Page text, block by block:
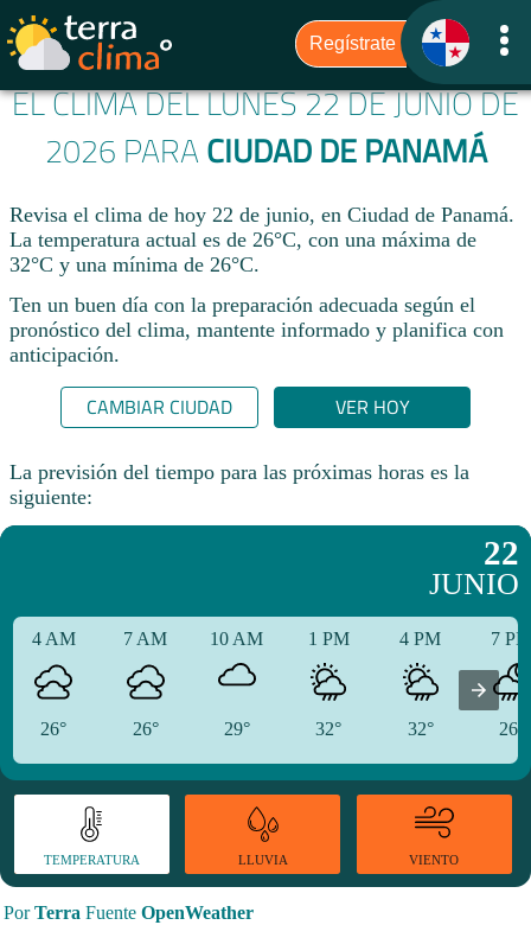
EL CLIMA DEL LUNES 22 DE JUNIO DE
2026 PARA CIUDAD DE PANAMÁ
Revisa el clima de hoy 22 de junio, en Ciudad de Panamá.
La temperatura actual es de 26°C, con una máxima de
32°C y una mínima de 26°C.​
Ten un buen día con la preparación adecuada según el
pronóstico del clima, mantente informado y planifica con
anticipación.​
CAMBIAR CIUDAD VER HOY
La previsión del tiempo para las próximas horas es la
siguiente:
22
JUNIO
4 AM
26°
7 AM
26°
10 AM
29°
1 PM
32°
4 PM
32°
7
26°
TEMPERATURA LLUVIA VIENTO
PorTerra Fuente OpenWeather